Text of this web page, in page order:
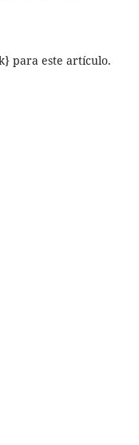
para este artículo.